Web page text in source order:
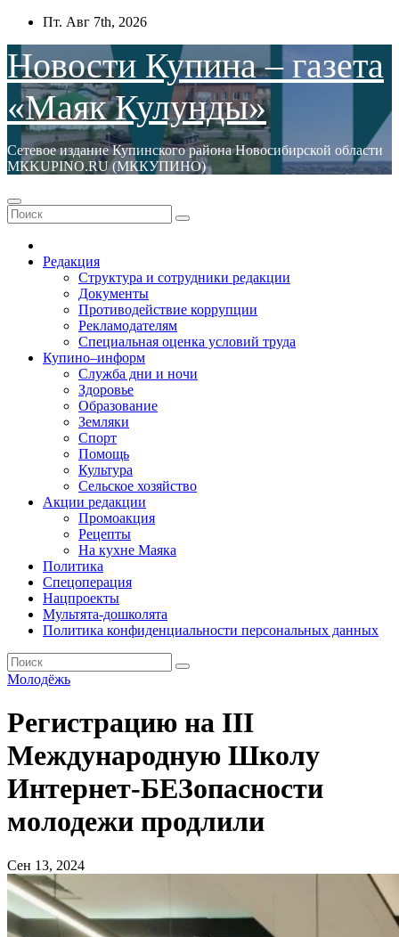
Перейти
содержимому
Пт. Авг 7th, 2026
Новости Купина – газета
«Маяк Кулунды»
Сетевое издание Купинского района Новосибирской области
МКKUPINO.RU (МККУПИНО)
Редакция
Структура и сотрудники редакции
Документы
Противодействие коррупции
Рекламодателям
Специальная оценка условий труда
Купино–информ
Служба дни и ночи
Здоровье
Образование
Земляки
Спорт
Помощь
Культура
Сельское хозяйство
Акции редакции
Промоакция
Рецепты
На кухне Маяка
Политика
Спецоперация
Нацпроекты
Мультята-дошколята
Политика конфиденциальности персональных данных
Молодёжь
Регистрацию на III
Международную Школу
Интернет-БЕЗопасности
молодежи продлили
Сен 13, 2024